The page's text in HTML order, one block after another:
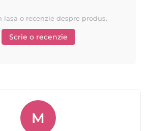
lasa o recenzie despre produs.
Scrie o recenzie
M